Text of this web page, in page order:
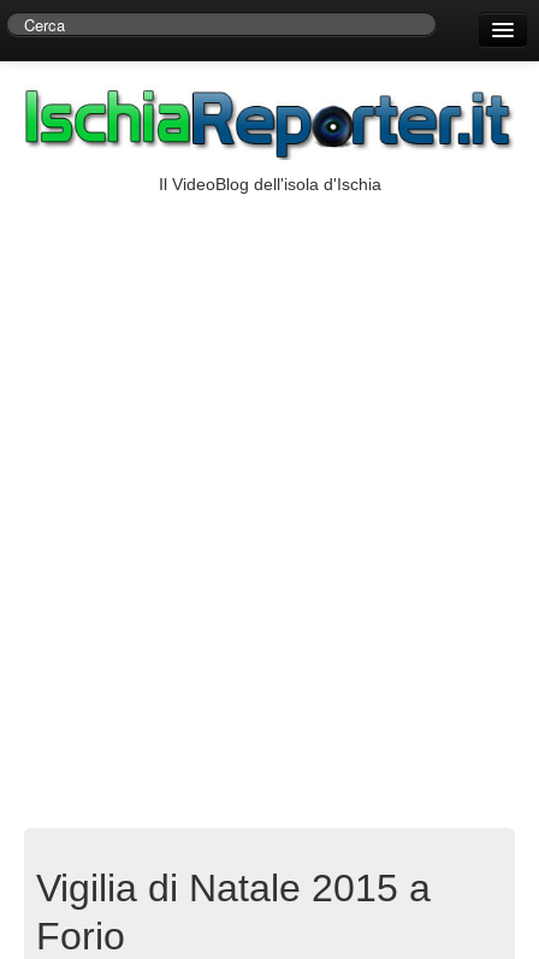
Centro di Ricerche Storiche D’Ambra
Il VideoBlog dell'isola d'Ischia
Vigilia di Natale 2015 a
Forio